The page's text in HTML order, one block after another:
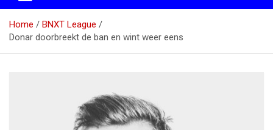
Home
BNXT League
Donar doorbreekt de ban en wint weer eens